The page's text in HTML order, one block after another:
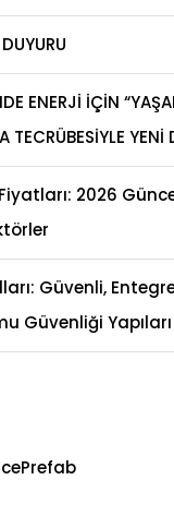
ENERJİ İÇİN
TECRÜBESİYLE YENİ
2026
Güvenli, Entegre
Güvenliği Yapıları